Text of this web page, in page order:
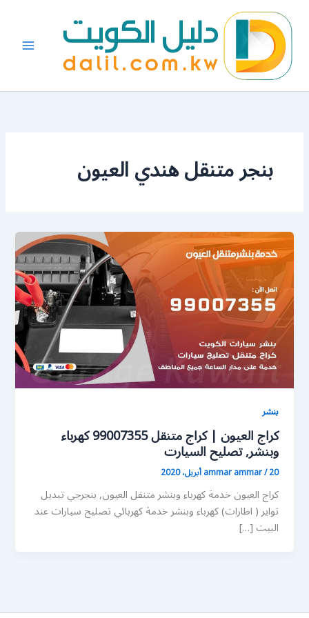
المحتوى
بنجر متنقل هندي العيون
بنشر
كراج العيون | كراج متنقل 99007355 كهرباء
وبنشر, تصليح السيارت
ammar ammar/20 أبريل، 2020
كراج العيون خدمة كهرباء وبنشر متنقل العيون, بنجرجي تبديل
تواير ( اطارات) كهرباء وبنشر خدمة كهربائي تصليح سيارات عند
البيت […]